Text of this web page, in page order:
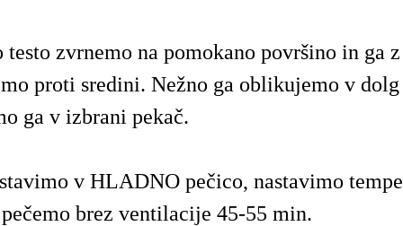
testo zvrnemo na pomokano površino in ga
proti sredini. Nežno ga oblikujemo v
ga v izbrani pekač.
v HLADNO pečico, nastavimo
brez ventilacije 45-55 min.